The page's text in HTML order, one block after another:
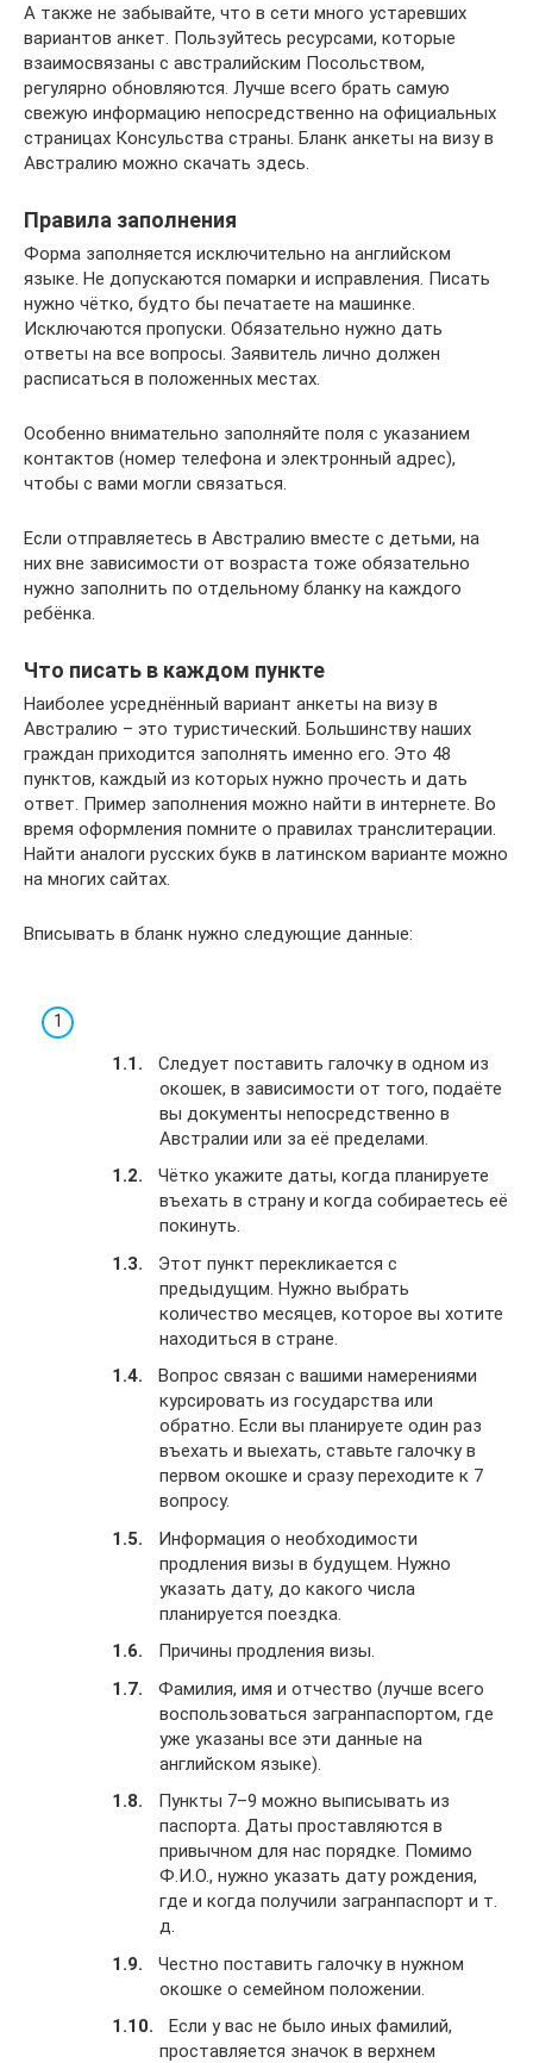
А также не забывайте, что в сети много устаревших
вариантов анкет. Пользуйтесь ресурсами, которые
взаимосвязаны с австралийским Посольством,
регулярно обновляются. Лучше всего брать самую
свежую информацию непосредственно на официальных
страницах Консульства страны. Бланк анкеты на визу в
Австралию можно скачать здесь.
Правила заполнения
Форма заполняется исключительно на английском
языке. Не допускаются помарки и исправления. Писать
нужно чётко, будто бы печатаете на машинке.
Исключаются пропуски. Обязательно нужно дать
ответы на все вопросы. Заявитель лично должен
расписаться в положенных местах.
Особенно внимательно заполняйте поля с указанием
контактов (номер телефона и электронный адрес),
чтобы с вами могли связаться.
Если отправляетесь в Австралию вместе с детьми, на
них вне зависимости от возраста тоже обязательно
нужно заполнить по отдельному бланку на каждого
ребёнка.
Что писать в каждом пункте
Наиболее усреднённый вариант анкеты на визу в
Австралию – это туристический. Большинству наших
граждан приходится заполнять именно его. Это 48
пунктов, каждый из которых нужно прочесть и дать
ответ. Пример заполнения можно найти в интернете. Во
время оформления помните о правилах транслитерации.
Найти аналоги русских букв в латинском варианте можно
на многих сайтах.
Вписывать в бланк нужно следующие данные:
Следует поставить галочку в одном из
окошек, в зависимости от того, подаёте
вы документы непосредственно в
Австралии или за её пределами.
Чётко укажите даты, когда планируете
въехать в страну и когда собираетесь её
покинуть.
Этот пункт перекликается с
предыдущим. Нужно выбрать
количество месяцев, которое вы хотите
находиться в стране.
Вопрос связан с вашими намерениями
курсировать из государства или
обратно. Если вы планируете один раз
въехать и выехать, ставьте галочку в
первом окошке и сразу переходите к 7
вопросу.
Информация о необходимости
продления визы в будущем. Нужно
указать дату, до какого числа
планируется поездка.
Причины продления визы.
Фамилия, имя и отчество (лучше всего
воспользоваться загранпаспортом, где
уже указаны все эти данные на
английском языке).
Пункты 7–9 можно выписывать из
паспорта. Даты проставляются в
привычном для нас порядке. Помимо
Ф.И.О., нужно указать дату рождения,
где и когда получили загранпаспорт и т.
д.
Честно поставить галочку в нужном
окошке о семейном положении.
Если у вас не было иных фамилий,
проставляется значок в верхнем